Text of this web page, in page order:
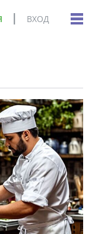
ВХОД